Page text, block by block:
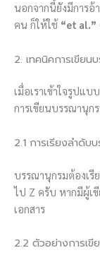
นอกจากนี้ยังมีการอ้
คน ก็ให้ใช้ “et al.”
2. เทคนิคการเขียน
เมื่อเราเข้าใจรูปแ
การเขียนบรรณานุ
2.1 การเรียงลำดับ
บรรณานุกรมต้องเรี
ไป Z ครับ หากมีผู้เ
เอกสาร
2.2 ตัวอย่างการเ